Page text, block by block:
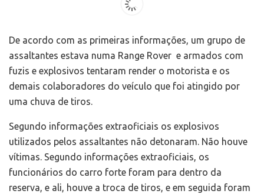
De acordo com as primeiras informações, um grupo de
assaltantes estava numa Range Rover e armados com
fuzis e explosivos tentaram render o motorista e os
demais colaboradores do veículo que foi atingido por
uma chuva de tiros.
Segundo informações extraoficiais os explosivos
utilizados pelos assaltantes não detonaram. Não houve
vítimas. Segundo informações extraoficiais, os
funcionários do carro forte foram para dentro da
reserva, e ali, houve a troca de tiros, e em seguida foram